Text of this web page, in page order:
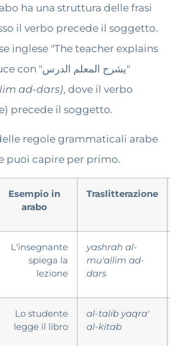
ha una struttura delle frasi
il verbo precede il soggetto.
inglese "The teacher explains
the lesson" si traduce con "يشرح المعلم الدرس"
ad-dars), dove il verbo
precede il soggetto.
regole grammaticali arabe
puoi capire per primo.
Esempio in
arabo
Traslitterazione
L'insegnante
spiega la
lezione
yashrah al-
mu'allim ad-
dars
Lo studente
legge il libro
al-talib yaqra'
al-kitab